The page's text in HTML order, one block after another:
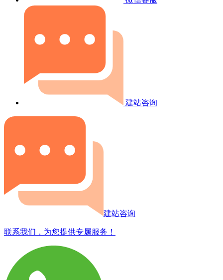
建站咨询
建站咨询
联系我们，为您提供专属服务！